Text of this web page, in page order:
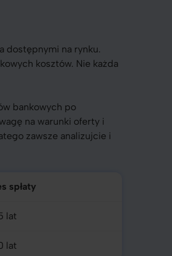
dostępnymi na rynku.
kosztów. Nie każda
bankowych po
na warunki oferty i
zawsze analizujcie i
spłaty
lat
lat